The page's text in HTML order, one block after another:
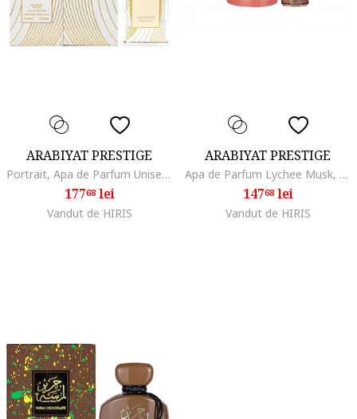
ARABIYAT PRESTIGE
Portrait, Apa de Parfum Unisex, 80 ml
17768lei
Vandut de HIRIS
ARABIYAT PRESTIGE
Apa de Parfum Lychee Musk, Femei, 100 ml
14768lei
Vandut de HIRIS